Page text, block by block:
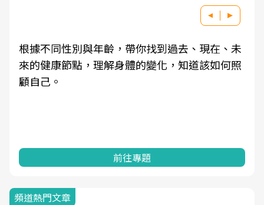
根據不同性別與年齡，帶你找到過去、現在、未
來的健康節點，理解身體的變化，知道該如何照
顧自己。
前往專題
頻道熱門文章